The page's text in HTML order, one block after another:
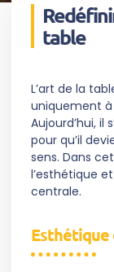
table
L’art de la
uniquement à
Aujourd’hui,
pour qu’il
sens. Dans
l’esthétique
centrale.